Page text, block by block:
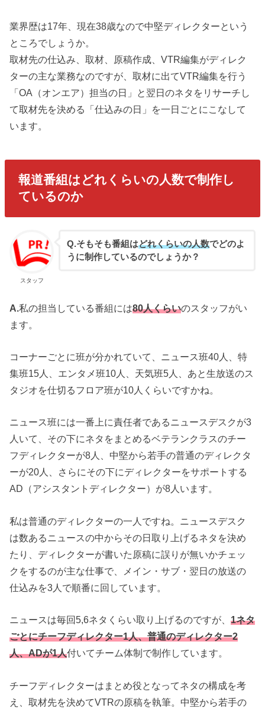
業界歴は17年、現在38歳なので中堅ディレクターという
ところでしょうか。
取材先の仕込み、取材、原稿作成、VTR編集がディレク
ターの主な業務なのですが、取材に出てVTR編集を行う
「OA（オンエア）担当の日」と翌日のネタをリサーチし
て取材先を決める「仕込みの日」を一日ごとにこなして
います。
報道番組はどれくらいの人数で制作し
ているのか
スタッフ
Q.そもそも番組はどれくらいの人数でどのよ
うに制作しているのでしょうか？
A.私の担当している番組には80人くらいのスタッフがい
ます。
コーナーごとに班が分かれていて、ニュース班40人、特
集班15人、エンタメ班10人、天気班5人、あと生放送のス
タジオを仕切るフロア班が10人くらいですかね。
ニュース班には一番上に責任者であるニュースデスクが3
人いて、その下にネタをまとめるベテランクラスのチー
フディレクターが8人、中堅から若手の普通のディレクタ
ーが20人、さらにその下にディレクターをサポートする
AD（アシスタントディレクター）が8人います。
私は普通のディレクターの一人ですね。ニュースデスク
は数あるニュースの中からその日取り上げるネタを決め
たり、ディレクターが書いた原稿に誤りが無いかチェッ
クをするのが主な仕事で、メイン・サブ・翌日の放送の
仕込みを3人で順番に回しています。
ニュースは毎回5,6ネタくらい取り上げるのですが、1ネタ
ごとにチーフディレクター1人、普通のディレクター2
人、ADが1人付いてチーム体制で制作しています。
チーフディレクターはまとめ役となってネタの構成を考
え、取材先を決めてVTRの原稿を執筆。中堅から若手の